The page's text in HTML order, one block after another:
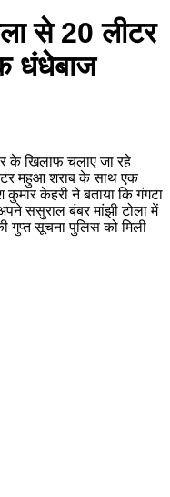
से 20 लीटर
धंधेबाज
के खिलाफ चलाए जा रहे
महुआ शराब के साथ एक
कुमार केहरी ने बताया कि गंगटा
अपने ससुराल बंबर मांझी टोला में
गुप्त सूचना पुलिस को मिली